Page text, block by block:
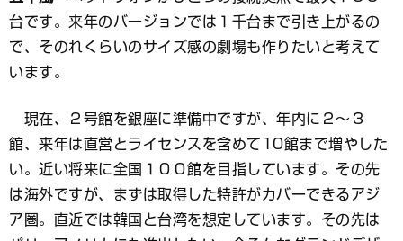
台です。来年のバージョンでは１千台まで引き上がるの
で、そのれくらいのサイズ感の劇場も作りたいと考えて
います。
現在、２号館を銀座に準備中ですが、年内に２～３
館、来年は直営とライセンスを含めて10館まで増やした
い。近い将来に全国１００館を目指しています。その先
は海外ですが、まずは取得した特許がカバーできるアジ
ア圏。直近では韓国と台湾を想定しています。その先は